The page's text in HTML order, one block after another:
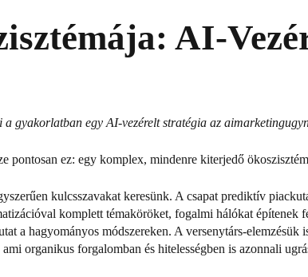
AI-
gyakorlatban egy AI-vezérelt stratégia az
pontosan ez: egy komplex, mindenre kiterjedő
kulcsszavakat keresünk. A csapat prediktív
komplett témaköröket, fogalmi hálókat építenek
a hagyományos módszereken. A versenytárs-
organikus forgalomban és hitelességben is azonnali